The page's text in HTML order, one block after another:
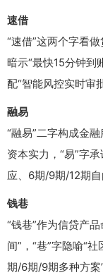
速借
“速借”这两个字看
暗示“最快15分钟到
配“智能风控实时审
融易
“融易”二字构成金
资本实力，“易”字
应、6期/9期/12期自
钱巷
“钱巷”作为信贷产
间”，“巷”字隐喻“
期/6期/9期多种方案